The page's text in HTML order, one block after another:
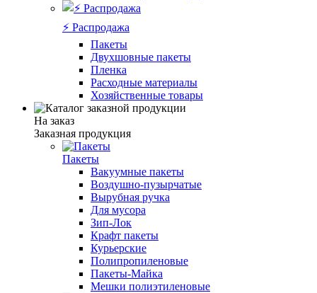
⚡️ Распродажа
Пакеты
Двухшовные пакеты
Пленка
Расходные материалы
Хозяйственные товары
На заказ
Заказная продукция
Пакеты
Вакуумные пакеты
Воздушно-пузырчатые
Вырубная ручка
Для мусора
Зип-Лок
Крафт пакеты
Курьерские
Полипропиленовые
Пакеты-Майка
Мешки полиэтиленовые